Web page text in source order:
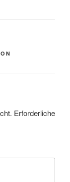
Erforderliche